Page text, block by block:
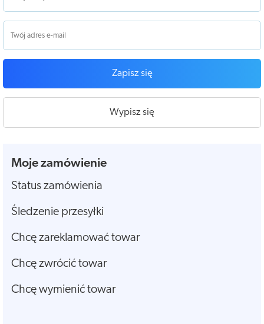
Zapisz się
Wypisz się
Moje zamówienie
Status zamówienia
Śledzenie przesyłki
Chcę zareklamować towar
Chcę zwrócić towar
Chcę wymienić towar